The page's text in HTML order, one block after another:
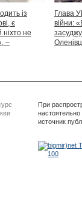
із
є
не
–
Глава
війни:
При
источник